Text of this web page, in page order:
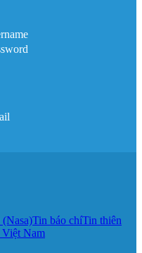
Tin báo chíTin thiên
Nam